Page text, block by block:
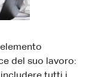
del suo lavoro: